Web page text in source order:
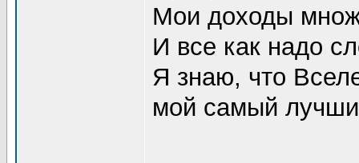
Мои доходы
И все как надо
Я знаю, что
мой самый